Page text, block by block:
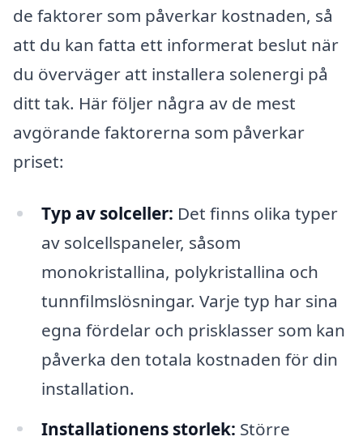
de faktorer som påverkar kostnaden, så
att du kan fatta ett informerat beslut när
du överväger att installera solenergi på
ditt tak. Här följer några av de mest
avgörande faktorerna som påverkar
priset:
Typ av solceller: Det finns olika typer
av solcellspaneler, såsom
monokristallina, polykristallina och
tunnfilmslösningar. Varje typ har sina
egna fördelar och prisklasser som kan
påverka den totala kostnaden för din
installation.
Installationens storlek: Större